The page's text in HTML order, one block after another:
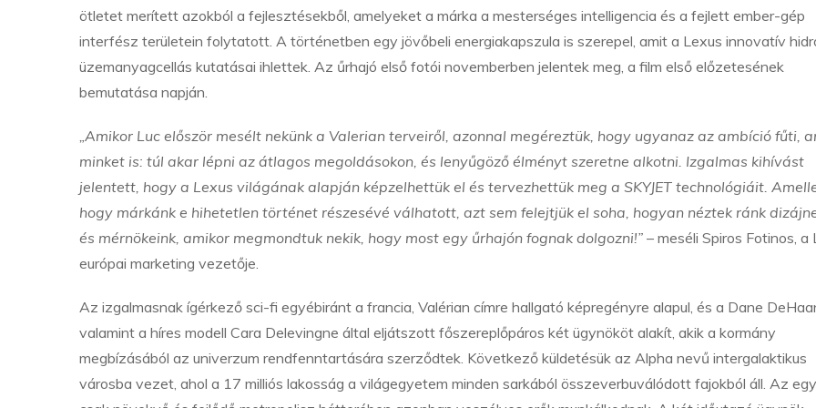
ötletet merített azokból a fejlesztésekből, amelyeket a márka a mesterséges intelligencia és a fejlett ember-gép
interfész területein folytatott. A történetben egy jövőbeli energiakapszula is szerepel, amit a Lexus innovatív
üzemanyagcellás kutatásai ihlettek. Az űrhajó első fotói novemberben jelentek meg, a film első előzetesének
bemutatása napján.
„Amikor Luc először mesélt nekünk a Valerian terveiről, azonnal megéreztük, hogy ugyanaz az ambíció fűti,
minket is: túl akar lépni az átlagos megoldásokon, és lenyűgöző élményt szeretne alkotni. Izgalmas kihívást
jelentett, hogy a Lexus világának alapján képzelhettük el és tervezhettük meg a SKYJET technológiáit.
hogy márkánk e hihetetlen történet részesévé válhatott, azt sem felejtjük el soha, hogyan néztek ránk
és mérnökeink, amikor megmondtuk nekik, hogy most egy űrhajón fognak dolgozni!” – meséli Spiros Fotinos, a
európai marketing vezetője.
Az izgalmasnak ígérkező sci-fi egyébiránt a francia, Valérian címre hallgató képregényre alapul, és a Dane
valamint a híres modell Cara Delevingne által eljátszott főszereplőpáros két ügynököt alakít, akik a kormány
megbízásából az univerzum rendfenntartására szerződtek. Következő küldetésük az Alpha nevű intergalaktikus
városba vezet, ahol a 17 milliós lakosság a világegyetem minden sarkából összeverbuválódott fajokból áll. Az